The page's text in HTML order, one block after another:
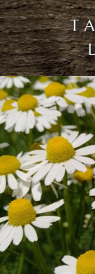
Przejdź
do
treści